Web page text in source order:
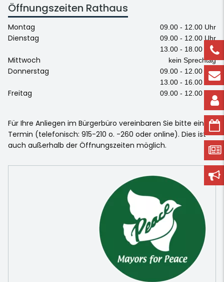
Öffnungszeiten Rathaus
Montag 09.00 - 12.00 Uhr
Dienstag
09.00 - 12.00 Uhr
13.00 - 18.00 Uhr
Mittwoch kein Sprechtag
Donnerstag
09.00 - 12.00 Uhr
13.00 - 16.00 Uhr
Freitag 09.00 - 12.00 Uhr
Für Ihre Anliegen im Bürgerbüro vereinbaren Sie bitte einen
Termin (telefonisch: 915-210 o. -260 oder online). Dies ist
auch außerhalb der Öffnungszeiten möglich.